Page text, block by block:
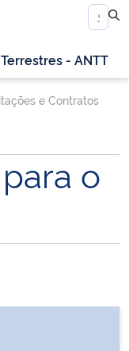
- ANTT
e Contratos
o